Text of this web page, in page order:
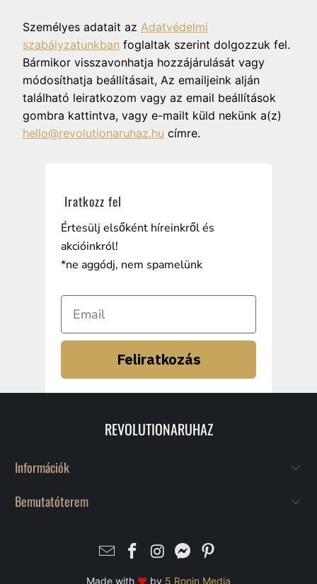
Személyes adatait azAdatvédelmi
szabályzatunkban foglaltak szerint dolgozzuk fel.
Bármikor visszavonhatja hozzájárulását vagy
módosíthatja beállításait, Az emailjeink alján
található leiratkozom vagy az email beállítások
gombra kattintva, vagy e-mailt küld nekünk a(z)
hello@revolutionaruhaz.hu címre.
Iratkozz fel
Értesülj elsőként híreinkről és
akcióinkról!
*ne aggódj, nem spamelünk
Feliratkozás
REVOLUTIONARUHAZ
Információk
Bemutatóterem
Made with ♥ by 5 Ronin Media